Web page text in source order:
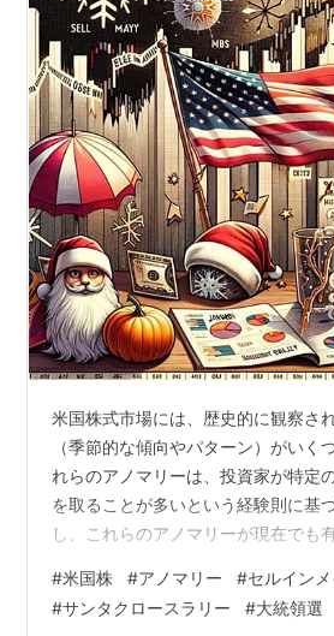
米国株式市場には、歴史的に観察さ
（季節的な傾向やパターン）がいく
れらのアノマリーは、投資家が特定
を取ることが多いという経験則に基
し、これらのアノマリーが現在でも
その実際の有効性について考察し、
いて提案します。 代表的なアノマリ
#米国株 #アノマリー #セルインメ
#サンタクロースラリー #大統領選